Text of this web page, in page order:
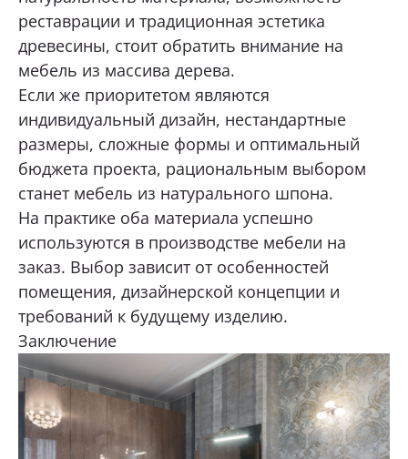
реставрации и традиционная эстетика
древесины, стоит обратить внимание на
мебель из массива дерева.
Если же приоритетом являются
индивидуальный дизайн, нестандартные
размеры, сложные формы и оптимальный
бюджета проекта, рациональным выбором
станет мебель из натурального шпона.
На практике оба материала успешно
используются в производстве мебели на
заказ. Выбор зависит от особенностей
помещения, дизайнерской концепции и
требований к будущему изделию.
Заключение